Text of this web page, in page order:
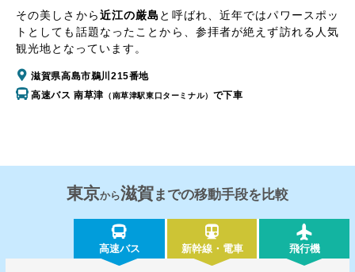
その美しさから近江の厳島 と呼ばれ、近年ではパワースポッ
トとしても話題なったことから、参拝者が絶えず訪れる人気
観光地となっています。
滋賀県高島市鵜川215番地
高速バス 南草津 （南草津駅東口ターミナル） で下車
東京から滋賀までの移動手段を比較
高速バス 新幹線・電車 飛行機